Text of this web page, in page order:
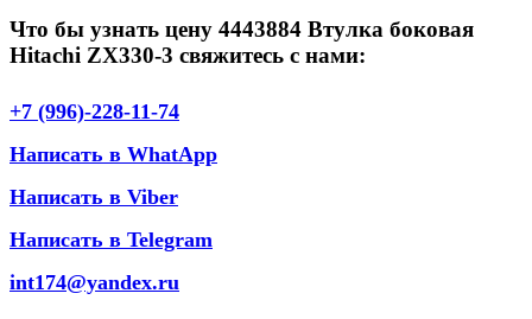
Что бы узнать цену 4443884 Втулка боковая
Hitachi ZX330-3 свяжитесь с нами:
+7 (996)-228-11-74
Написать в WhatApp
Написать в Viber
Написать в Telegram
int174@yandex.ru